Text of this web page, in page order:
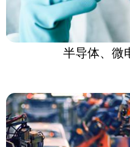
半导体、微